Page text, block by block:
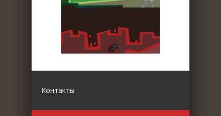
Контакты